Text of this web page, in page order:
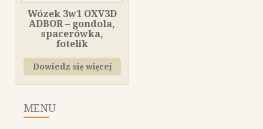
Wózek 3w1 OXV3D
ADBOR – gondola,
spacerówka,
fotelik
Dowiedz się więcej
MENU